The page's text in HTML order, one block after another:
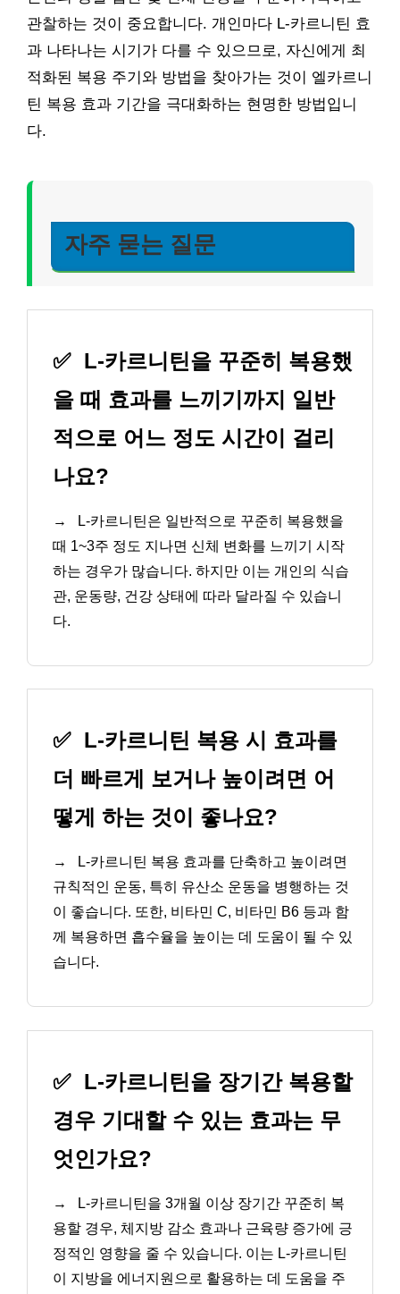
관찰하는 것이 중요합니다. 개인마다 L-카르니틴 효
과 나타나는 시기가 다를 수 있으므로, 자신에게 최
적화된 복용 주기와 방법을 찾아가는 것이 엘카르니
틴 복용 효과 기간을 극대화하는 현명한 방법입니
다.
자주 묻는 질문
✅ L-카르니틴을 꾸준히 복용했
을 때 효과를 느끼기까지 일반
적으로 어느 정도 시간이 걸리
나요?
→
L-카르니틴은 일반적으로 꾸준히 복용했을
때 1~3주 정도 지나면 신체 변화를 느끼기 시작
하는 경우가 많습니다. 하지만 이는 개인의 식습
관, 운동량, 건강 상태에 따라 달라질 수 있습니
다.
✅ L-카르니틴 복용 시 효과를
더 빠르게 보거나 높이려면 어
떻게 하는 것이 좋나요?
→
L-카르니틴 복용 효과를 단축하고 높이려면
규칙적인 운동, 특히 유산소 운동을 병행하는 것
이 좋습니다. 또한, 비타민 C, 비타민 B6 등과 함
께 복용하면 흡수율을 높이는 데 도움이 될 수 있
습니다.
✅ L-카르니틴을 장기간 복용할
경우 기대할 수 있는 효과는 무
엇인가요?
→
L-카르니틴을 3개월 이상 장기간 꾸준히 복
용할 경우, 체지방 감소 효과나 근육량 증가에 긍
정적인 영향을 줄 수 있습니다. 이는 L-카르니틴
이 지방을 에너지원으로 활용하는 데 도움을 주